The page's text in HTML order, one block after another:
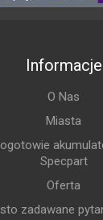
Informacje
O Nas
Miasta
Specpart
Oferta
zadawane